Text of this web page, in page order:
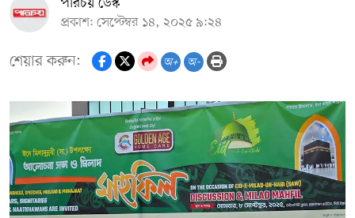
প্রকাশ: সেপ্টেম্বর ১৪, ২০২৫ ৯:২৪
শেয়ার করুন: অ+ অ-